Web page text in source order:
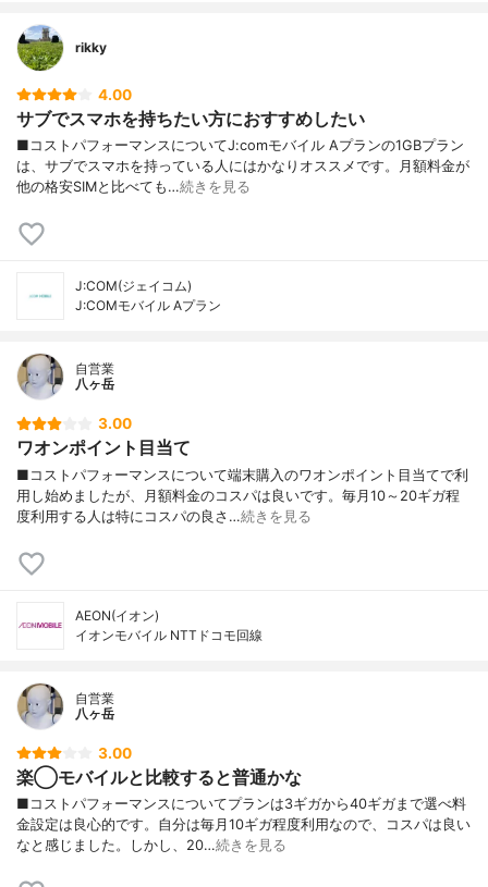
rikky
4.00
サブでスマホを持ちたい方におすすめしたい
■コストパフォーマンスについてJ:comモバイル Aプランの1GBプラン
は、サブでスマホを持っている人にはかなりオススメです。月額料金が
他の格安SIMと比べても…続きを見る
J:COM(ジェイコム)
J:COMモバイル Aプラン
自営業
八ヶ岳
3.00
ワオンポイント目当て
■コストパフォーマンスについて端末購入のワオンポイント目当てで利
用し始めましたが、月額料金のコスパは良いです。毎月10～20ギガ程
度利用する人は特にコスパの良さ…続きを見る
AEON(イオン)
イオンモバイル NTTドコモ回線
自営業
八ヶ岳
3.00
楽◯モバイルと比較すると普通かな
■コストパフォーマンスについてプランは3ギガから40ギガまで選べ料
金設定は良心的です。自分は毎月10ギガ程度利用なので、コスパは良い
なと感じました。しかし、20…続きを見る